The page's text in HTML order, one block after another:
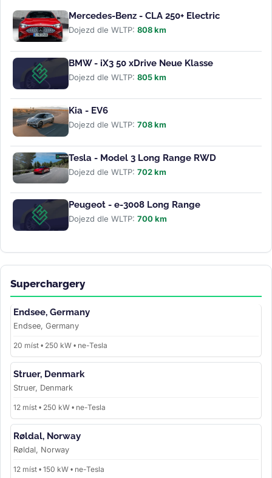
Mercedes-Benz - CLA 250+ Electric
Dojezd dle WLTP: 808 km
BMW - iX3 50 xDrive Neue Klasse
Dojezd dle WLTP: 805 km
Kia - EV6
Dojezd dle WLTP: 708 km
Tesla - Model 3 Long Range RWD
Dojezd dle WLTP: 702 km
Peugeot - e-3008 Long Range
Dojezd dle WLTP: 700 km
Superchargery
Endsee, Germany
Endsee, Germany
20 míst • 250 kW • ne-Tesla
Struer, Denmark
Struer, Denmark
12 míst • 250 kW • ne-Tesla
Røldal, Norway
Røldal, Norway
12 míst • 150 kW • ne-Tesla